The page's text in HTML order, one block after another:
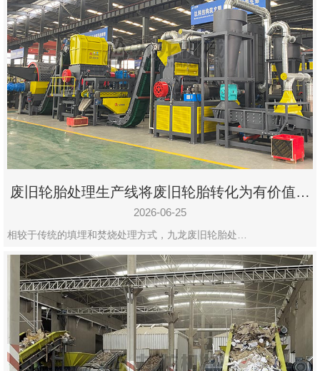
司
豫
ICP
备
19020390
号-1
废旧轮胎处理生产线将废旧轮胎转化为有价值的
资源
2026-06-25
相较于传统的填埋和焚烧处理方式，九龙废旧轮胎处…